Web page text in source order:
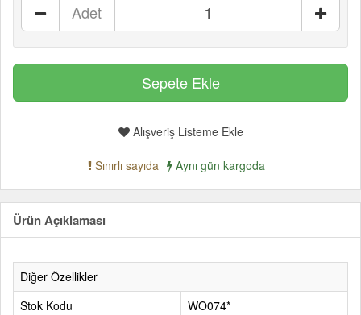
Adet
Alışveriş Listeme Ekle
Sınırlı sayıda Aynı gün kargoda
Ürün Açıklaması
Diğer Özellikler
Stok Kodu
WO074*